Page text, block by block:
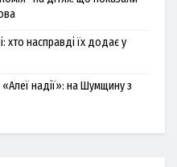
хто насправді їх додає у
надії»: на Шумщину з